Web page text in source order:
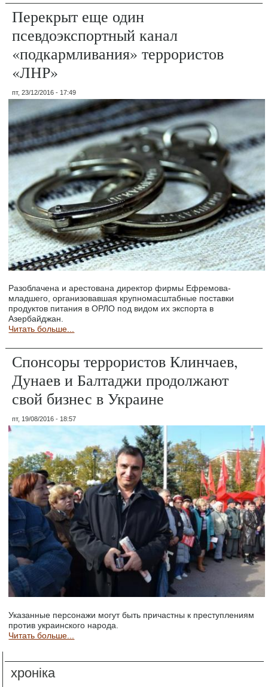
Перекрыт еще один
псевдоэкспортный канал
«подкармливания» террористов
«ЛНР»
пт, 23/12/2016 - 17:49
Разоблачена и арестована директор фирмы Ефремова-
младшего, организовавшая крупномасштабные поставки
продуктов питания в ОРЛО под видом их экспорта в
Азербайджан.
Читать больше...
Спонсоры террористов Клинчаев,
Дунаев и Балтаджи продолжают
свой бизнес в Украине
пт, 19/08/2016 - 18:57
Указанные персонажи могут быть причастны к преступлениям
против украинского народа.
Читать больше...
хроніка